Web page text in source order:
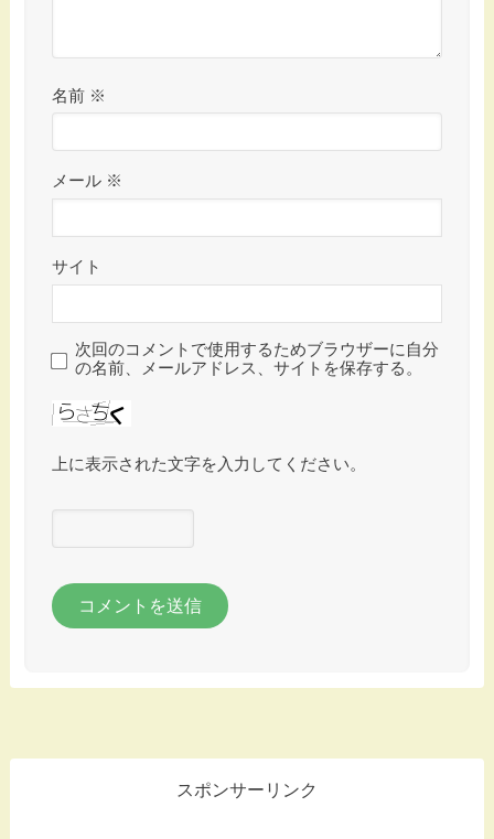
名前 ※
メール ※
サイト
次回のコメントで使用するためブラウザーに自分
の名前、メールアドレス、サイトを保存する。
上に表示された文字を入力してください。
スポンサーリンク